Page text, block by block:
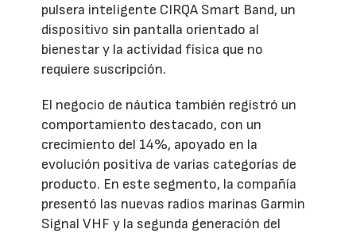
pulsera inteligente CIRQA Smart Band, un
dispositivo sin pantalla orientado al
bienestar y la actividad física que no
requiere suscripción.
El negocio de náutica también registró un
comportamiento destacado, con un
crecimiento del 14%, apoyado en la
evolución positiva de varias categorías de
producto. En este segmento, la compañía
presentó las nuevas radios marinas Garmin
Signal VHF y la segunda generación del